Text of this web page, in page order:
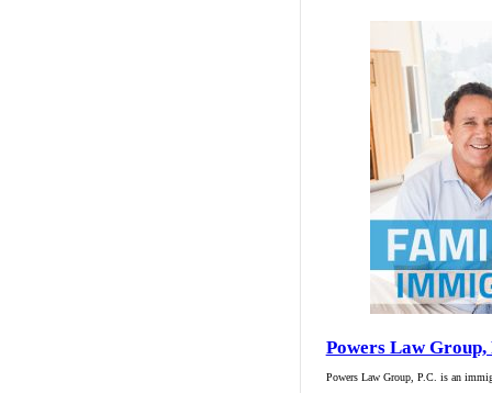
Powers Law Group,
Powers Law Group, P.C. is an